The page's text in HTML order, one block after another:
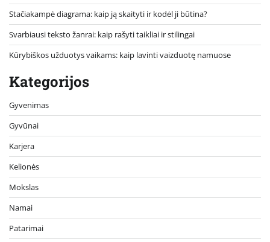
Stačiakampė diagrama: kaip ją skaityti ir kodėl ji būtina?
Svarbiausi teksto žanrai: kaip rašyti taikliai ir stilingai
Kūrybiškos užduotys vaikams: kaip lavinti vaizduotę namuose
Kategorijos
Gyvenimas
Gyvūnai
Karjera
Kelionės
Mokslas
Namai
Patarimai